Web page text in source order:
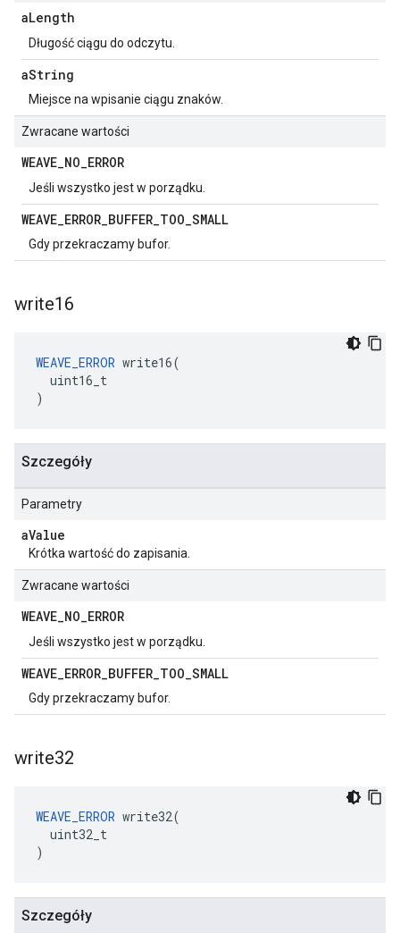
aLength
Długość ciągu do odczytu.
aString
Miejsce na wpisanie ciągu znaków.
Zwracane wartości
WEAVE_NO_ERROR
Jeśli wszystko jest w porządku.
WEAVE_ERROR_BUFFER_TOO_SMALL
Gdy przekraczamy bufor.
write16
WEAVE_ERROR write16(
  uint16_t
)
Szczegóły
Parametry
aValue
Krótka wartość do zapisania.
Zwracane wartości
WEAVE_NO_ERROR
Jeśli wszystko jest w porządku.
WEAVE_ERROR_BUFFER_TOO_SMALL
Gdy przekraczamy bufor.
write32
WEAVE_ERROR write32(
  uint32_t
)
Szczegóły